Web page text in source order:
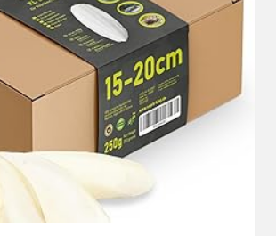
GRILLE
IM
MILLILITER
EIMER,
GRILLEN